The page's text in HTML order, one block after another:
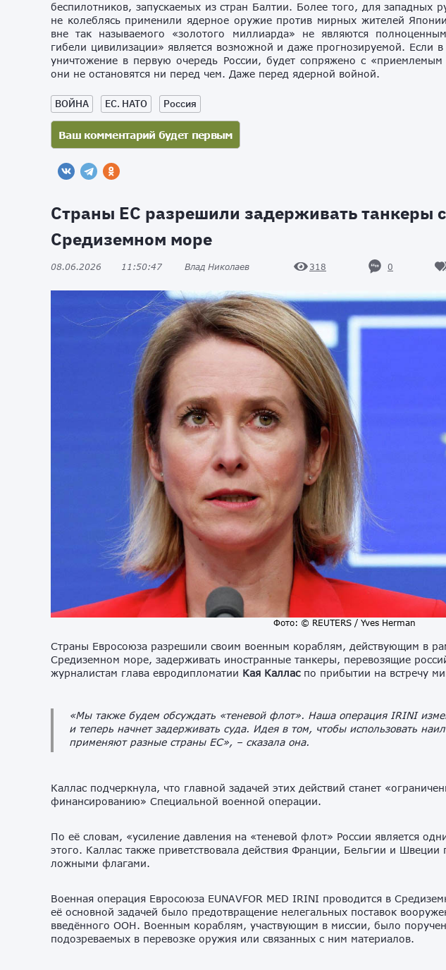
беспилотников, запускаемых из стран Балтии. Более того, для западных
не колеблясь применили ядерное оружие против мирных жителей
вне так называемого «золотого миллиарда» не являются
гибели цивилизации» является возможной и даже прогнозируемой. Если в
уничтожение в первую очередь России, будет сопряжено с
они не остановятся ни перед чем. Даже перед ядерной войной.
ВОЙНА ЕС. НАТО Россия
Страны ЕС разрешили задерживать танкеры
Средиземном море
08.06.2026 11:50:47 Влад Николаев 318 0
Фото: © REUTERS / Yves Herman
Страны Евросоюза разрешили своим военным кораблям, действующим в
Средиземном море, задерживать иностранные танкеры, перевозящие
журналистам глава евродипломатии Кая Калласпо прибытии на встречу
«Мы также будем обсуждать «теневой флот». Наша операция IRINI
и теперь начнет задерживать суда. Идея в том, чтобы использовать
применяют разные страны ЕС», – сказала она.
Каллас подчеркнула, что главной задачей этих действий станет
финансированию» Специальной военной операции.
По её словам, «усиление давления на «теневой флот» России является
этого. Каллас также приветствовала действия Франции, Бельгии и
ложными флагами.
Военная операция Евросоюза EUNAVFOR MED IRINI проводится в
её основной задачей было предотвращение нелегальных поставок
введённого ООН. Военным кораблям, участвующим в миссии, было
подозреваемых в перевозке оружия или связанных с ним материалов.